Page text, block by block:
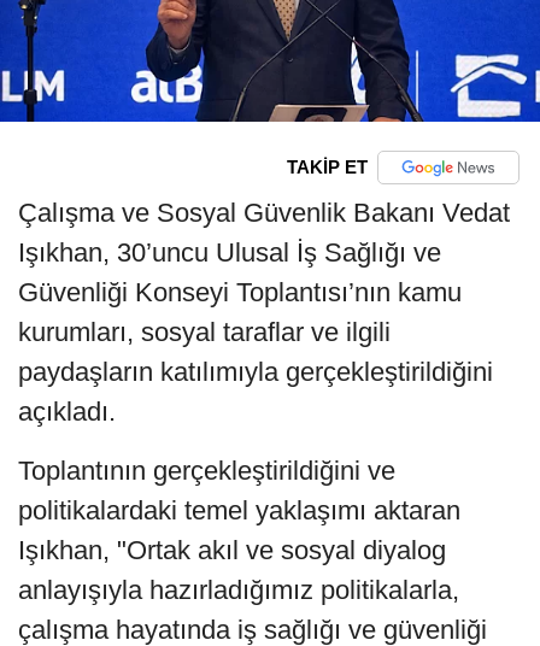
TAKİP ET
Çalışma ve Sosyal Güvenlik Bakanı Vedat
Işıkhan, 30’uncu Ulusal İş Sağlığı ve
Güvenliği Konseyi Toplantısı’nın kamu
kurumları, sosyal taraflar ve ilgili
paydaşların katılımıyla gerçekleştirildiğini
açıkladı.
Toplantının gerçekleştirildiğini ve
politikalardaki temel yaklaşımı aktaran
Işıkhan, "Ortak akıl ve sosyal diyalog
anlayışıyla hazırladığımız politikalarla,
çalışma hayatında iş sağlığı ve güvenliği